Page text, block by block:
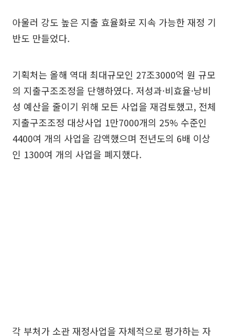
아울러 강도 높은 지출 효율화로 지속 가능한 재정 기
반도 만들었다.
기획처는 올해 역대 최대규모인 27조3000억 원 규모
의 지출구조조정을 단행하였다. 저성과·비효율·낭비
성 예산을 줄이기 위해 모든 사업을 재검토했고, 전체
지출구조조정 대상사업 1만7000개의 25% 수준인
4400여 개의 사업을 감액했으며 전년도의 6배 이상
인 1300여 개의 사업을 폐지했다.
각 부처가 소관 재정사업을 자체적으로 평가하는 자